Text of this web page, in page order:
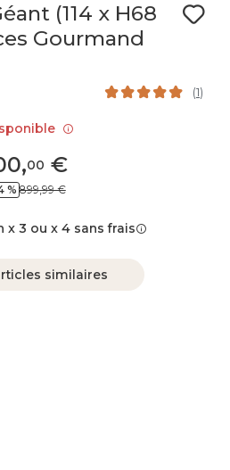
(114 x H68
Gourmand
(1)
,00 €
% 899,99 €
x 3 ou x 4 sans frais
similaires